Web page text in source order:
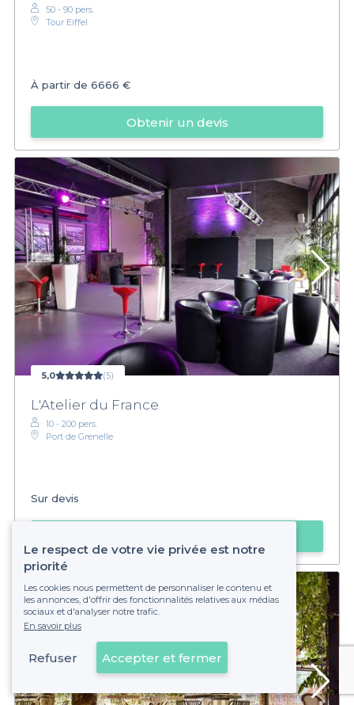
50 - 90 pers.
Tour Eiffel
À partir de 6666 €
Obtenir un devis
5,0 (5)
L'Atelier du France
10 - 200 pers.
Port de Grenelle
Sur devis
Voir sur la carte
Le respect de votre vie privée est notre
priorité
Les cookies nous permettent de personnaliser le contenu et
les annonces, d'offrir des fonctionnalités relatives aux médias
sociaux et d'analyser notre trafic.
En savoir plus
Refuser Accepter et fermer